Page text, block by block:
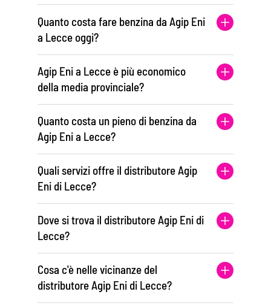
Quanto costa fare benzina da Agip Eni
a Lecce oggi?
Agip Eni a Lecce è più economico
della media provinciale?
Quanto costa un pieno di benzina da
Agip Eni a Lecce?
Quali servizi offre il distributore Agip
Eni di Lecce?
Dove si trova il distributore Agip Eni di
Lecce?
Cosa c'è nelle vicinanze del
distributore Agip Eni di Lecce?